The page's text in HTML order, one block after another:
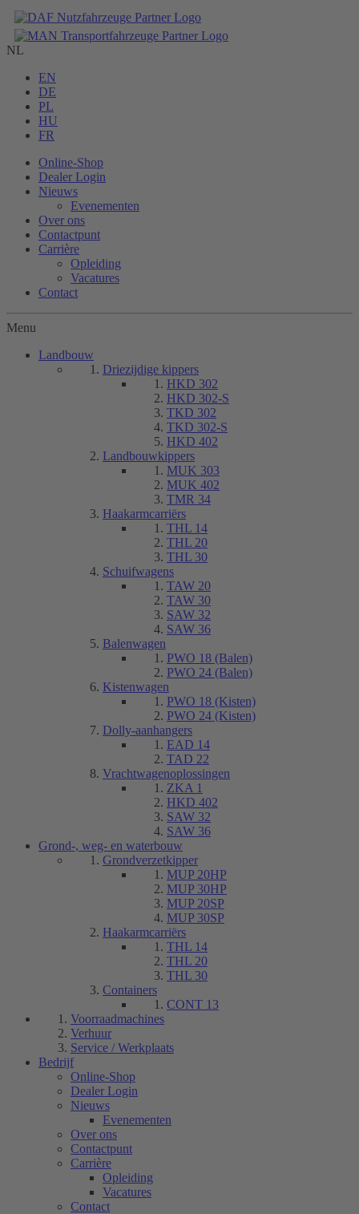
NL
EN
DE
PL
HU
FR
Online-Shop
Dealer Login
Nieuws
Evenementen
Over ons
Contactpunt
Carrière
Opleiding
Vacatures
Contact
Menu
Landbouw
Driezijdige kippers
HKD 302
HKD 302-S
TKD 302
TKD 302-S
HKD 402
Landbouwkippers
MUK 303
MUK 402
TMR 34
Haakarmcarriërs
THL 14
THL 20
THL 30
Schuifwagens
TAW 20
TAW 30
SAW 32
SAW 36
Balenwagen
PWO 18 (Balen)
PWO 24 (Balen)
Kistenwagen
PWO 18 (Kisten)
PWO 24 (Kisten)
Dolly-aanhangers
EAD 14
TAD 22
Vrachtwagenoplossingen
ZKA 1
HKD 402
SAW 32
SAW 36
Grond-, weg- en waterbouw
Grondverzetkipper
MUP 20HP
MUP 30HP
MUP 20SP
MUP 30SP
Haakarmcarriërs
THL 14
THL 20
THL 30
Containers
CONT 13
Voorraadmachines
Verhuur
Service / Werkplaats
Bedrijf
Online-Shop
Dealer Login
Nieuws
Evenementen
Over ons
Contactpunt
Carrière
Opleiding
Vacatures
Contact